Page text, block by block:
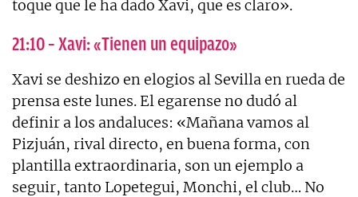
toque que le ha dado Xavi, que es claro».
21:10 – Xavi: «Tienen un equipazo»
Xavi se deshizo en elogios al Sevilla en rueda de
prensa este lunes. El egarense no dudó al
definir a los andaluces: «Mañana vamos al
Pizjuán, rival directo, en buena forma, con
plantilla extraordinaria, son un ejemplo a
seguir, tanto Lopetegui, Monchi, el club… No